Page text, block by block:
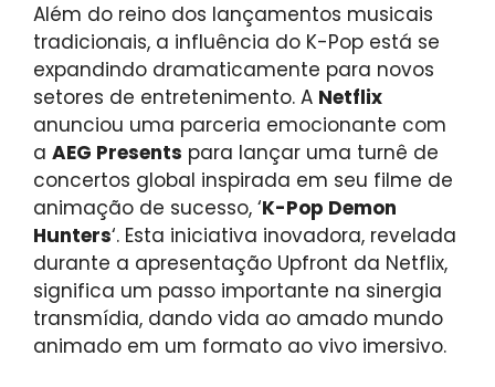
Além do reino dos lançamentos musicais
tradicionais, a influência do K-Pop está se
expandindo dramaticamente para novos
setores de entretenimento. A Netflix
anunciou uma parceria emocionante com
a AEG Presents para lançar uma turnê de
concertos global inspirada em seu filme de
animação de sucesso, ‘K-Pop Demon
Hunters‘. Esta iniciativa inovadora, revelada
durante a apresentação Upfront da Netflix,
significa um passo importante na sinergia
transmídia, dando vida ao amado mundo
animado em um formato ao vivo imersivo.